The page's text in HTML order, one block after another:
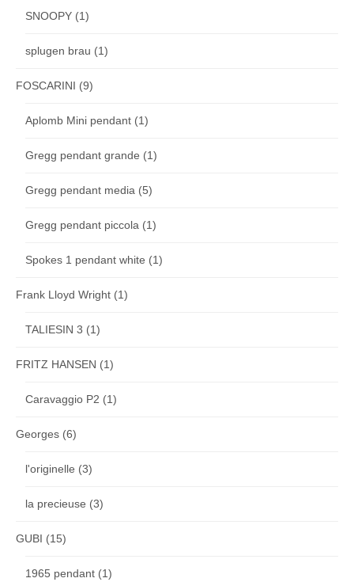
SNOOPY (1)
splugen brau (1)
FOSCARINI (9)
Aplomb Mini pendant (1)
Gregg pendant grande (1)
Gregg pendant media (5)
Gregg pendant piccola (1)
Spokes 1 pendant white (1)
Frank Lloyd Wright (1)
TALIESIN 3 (1)
FRITZ HANSEN (1)
Caravaggio P2 (1)
Georges (6)
l'originelle (3)
la precieuse (3)
GUBI (15)
1965 pendant (1)